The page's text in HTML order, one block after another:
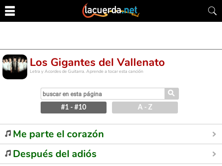
Los Gigantes del Vallenato
Letra y Acordes de Guitarra. Aprende a tocar esta canción
⚲
#1 - #10 A - Z
Me parte el corazón
Después del adiós